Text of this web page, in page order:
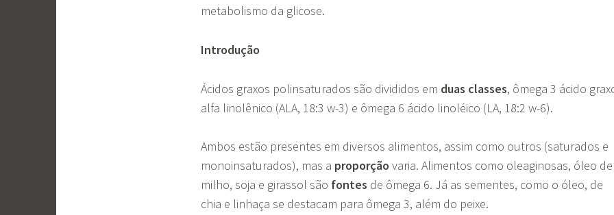
metabolismo da glicose.
Introdução
Ácidos graxos polinsaturados são divididos em duas classes, ômega 3 ácido
alfa linolênico (ALA, 18:3 w-3) e ômega 6 ácido linoléico (LA, 18:2 w-6).
Ambos estão presentes em diversos alimentos, assim como outros (saturados e
monoinsaturados), mas a proporção varia. Alimentos como oleaginosas, óleo de
milho, soja e girassol são fontes de ômega 6. Já as sementes, como o óleo, de
chia e linhaça se destacam para ômega 3, além do peixe.